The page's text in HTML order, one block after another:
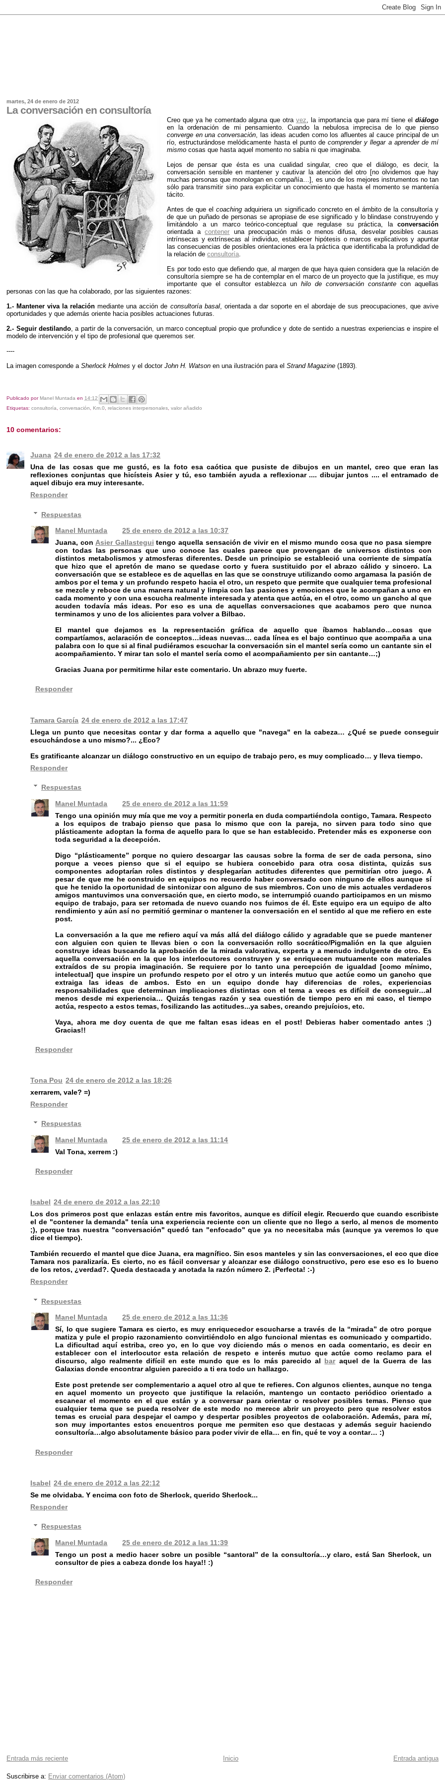
martes, 24 de enero de 2012
La conversación en consultoría
Creo que ya he comentado alguna que otravez, la importancia que para mí tiene el diálogo
en la ordenación de mi pensamiento. Cuando la nebulosa imprecisa de lo que pienso
converge en una conversación, las ideas acuden como los afluentes al cauce principal de un
río, estructurándose melódicamente hasta el punto decomprender y llegar a aprender de mí
mismo cosas que hasta aquel momento no sabía ni que imaginaba.
Lejos de pensar que ésta es una cualidad singular, creo que el diálogo, es decir, la
conversación sensible en mantener y cautivar la atención del otro [no olvidemos que hay
muchas personas que monologan en compañía…], es uno de los mejores instrumentos no tan
sólo para transmitir sino para explicitar un conocimiento que hasta el momento se mantenía
tácito.
Antes de que elcoaching adquiriera un significado concreto en el ámbito de la consultoría y
de que un puñado de personas se apropiase de ese significado y lo blindase construyendo y
limitándolo a un marco teórico-conceptual que regulase su práctica, la conversación
orientada acontener una preocupación más o menos difusa, desvelar posibles causas
intrínsecas y extrínsecas al individuo, establecer hipótesis o marcos explicativos y apuntar
las consecuencias de posibles orientaciones era la práctica que identificaba la profundidad de
la relación deconsultoría.
Es por todo esto que defiendo que, al margen de que haya quien considera que la relación de
consultoría siempre se ha de contemplar en el marco de un proyecto que la justifique, es muy
importante que el consultor establezca unhilo de conversación constante con aquellas
personas con las que ha colaborado, por las siguientes razones:
1.- Mantener viva la relación mediante una acción de consultoría basal, orientada a dar soporte en el abordaje de sus preocupaciones, que avive
oportunidades y que además oriente hacia posibles actuaciones futuras.
2.- Seguir destilando, a partir de la conversación, un marco conceptual propio que profundice y dote de sentido a nuestras experiencias e inspire el
modelo de intervención y el tipo de profesional que queremos ser.
----
La imagen corresponde aSherlock Holmes y el doctorJohn H. Watson en una ilustración para elStrand Magazine(1893).
Publicado por Manel Muntada en 14:12
Etiquetas:consultoría ,conversación Km.0 ,relaciones interpersonales ,valor añadido
10 comentarios:
Juana 24 de enero de 2012 a las 17:32
Una de las cosas que me gustó, es la foto esa caótica que pusiste de dibujos en un mantel, creo que eran las
reflexiones conjuntas que hicísteis Asier y tú, eso también ayuda a reflexionar .... dibujar juntos .... el entramado de
aquel dibujo era muy interesante.
Responder
Respuestas
Manel Muntada
25 de enero de 2012 a las 10:37
Juana, con Asier Gallastegui tengo aquella sensación de vivir en el mismo mundo cosa que no pasa siempre
con todas las personas que uno conoce las cuales parece que provengan de universos distintos con
distintos metabolismos y atmosferas diferentes. Desde un principio se estableció una corriente de simpatía
que hizo que el apretón de mano se quedase corto y fuera sustituido por el abrazo cálido y sincero. La
conversación que se establece es de aquellas en las que se construye utilizando como argamasa la pasión de
ambos por el tema y un profundo respeto hacia el otro, un respeto que permite que cualquier tema profesional
se mezcle y reboce de una manera natural y limpia con las pasiones y emociones que le acompañan a uno en
cada momento y con una escucha realmente interesada y atenta que actúa, en el otro, como un gancho al que
acuden todavía más ideas. Por eso es una de aquellas conversaciones que acabamos pero que nunca
terminamos y uno de los alicientes para volver a Bilbao.
El mantel que dejamos es la representación gráfica de aquello que íbamos hablando…cosas que
compartíamos, aclaración de conceptos…ideas nuevas… cada línea es el bajo continuo que acompaña a una
palabra con lo que si al final pudiéramos escuchar la conversación sin el mantel sería como un cantante sin el
acompañamiento. Y mirar tan solo el mantel sería como el acompañamiento per sin cantante…;)
Gracias Juana por permitirme hilar este comentario. Un abrazo muy fuerte.
Responder
Tamara García 24 de enero de 2012 a las 17:47
Llega un punto que necesitas contar y dar forma a aquello que "navega" en la cabeza… ¿Qué se puede conseguir
escuchándose a uno mismo?... ¿Eco?
Es gratificante alcanzar un diálogo constructivo en un equipo de trabajo pero, es muy complicado… y lleva tiempo.
Responder
Respuestas
Manel Muntada
25 de enero de 2012 a las 11:59
Tengo una opinión muy mía que me voy a permitir ponerla en duda compartiéndola contigo, Tamara. Respecto
a los equipos de trabajo pienso que pasa lo mismo que con la pareja, no sirven para todo sino que
plásticamente adoptan la forma de aquello para lo que se han establecido. Pretender más es exponerse con
toda seguridad a la decepción.
Digo “plásticamente” porque no quiero descargar las causas sobre la forma de ser de cada persona, sino
porque a veces pienso que si el equipo se hubiera concebido para otra cosa distinta, quizás sus
componentes adoptarían roles distintos y desplegarían actitudes diferentes que permitirían otro juego. A
pesar de que me he construido en equipos no recuerdo haber conversado con ninguno de ellos aunque sí
que he tenido la oportunidad de sintonizar con alguno de sus miembros. Con uno de mis actuales verdaderos
amigos mantuvimos una conversación que, en cierto modo, se interrumpió cuando participamos en un mismo
equipo de trabajo, para ser retomada de nuevo cuando nos fuimos de él. Este equipo era un equipo de alto
rendimiento y aún así no permitió germinar o mantener la conversación en el sentido al que me refiero en este
post.
La conversación a la que me refiero aquí va más allá del diálogo cálido y agradable que se puede mantener
con alguien con quien te llevas bien o con la conversación rollo socrático/Pigmalión en la que alguien
construye ideas buscando la aprobación de la mirada valorativa, experta y a menudo indulgente de otro. Es
aquella conversación en la que los interlocutores construyen y se enriquecen mutuamente con materiales
extraídos de su propia imaginación. Se requiere por lo tanto una percepción de igualdad [como mínimo,
intelectual] que inspire un profundo respeto por el otro y un interés mutuo que actúe como un gancho que
extraiga las ideas de ambos. Esto en un equipo donde hay diferencias de roles, experiencias
responsabilidades que determinan implicaciones distintas con el tema a veces es difícil de conseguir…al
menos desde mi experiencia… Quizás tengas razón y sea cuestión de tiempo pero en mi caso, el tiempo
actúa, respecto a estos temas, fosilizando las actitudes...ya sabes, creando prejuícios, etc.
Vaya, ahora me doy cuenta de que me faltan esas ideas en el post! Debieras haber comentado antes ;)
Gracias!!
Responder
Tona Pou 24 de enero de 2012 a las 18:26
xerrarem, vale? =)
Responder
Respuestas
Manel Muntada
25 de enero de 2012 a las 11:14
Val Tona, xerrem :)
Responder
Isabel 24 de enero de 2012 a las 22:10
Los dos primeros post que enlazas están entre mis favoritos, aunque es difícil elegir. Recuerdo que cuando escribiste
el de "contener la demanda" tenía una experiencia reciente con un cliente que no llego a serlo, al menos de momento
;), porque tras nuestra "conversación" quedó tan "enfocado" que ya no necesitaba más (aunque ya veremos lo que
dice el tiempo).
También recuerdo el mantel que dice Juana, era magnífico. Sin esos manteles y sin las conversaciones, el eco que dice
Tamara nos paralizaría. Es cierto, no es fácil conversar y alcanzar ese diálogo constructivo, pero ese eso es lo bueno
de los retos, ¿verdad?. Queda destacada y anotada la razón número 2. ¡Perfecta! :-)
Responder
Respuestas
Manel Muntada
25 de enero de 2012 a las 11:36
Sí, lo que sugiere Tamara es cierto, es muy enriquecedor escucharse a través de la “mirada” de otro porque
matiza y pule el propio razonamiento convirtiéndolo en algo funcional mientas es comunicado y compartido.
La dificultad aquí estriba, creo yo, en lo que voy diciendo más o menos en cada comentario, es decir en
establecer con el interlocutor esta relación de respeto e interés mutuo que actúe como reclamo para el
discurso, algo realmente difícil en este mundo que es lo más parecido al baraquel de la Guerra de las
Galaxias donde encontrar alguien parecido a ti era todo un hallazgo.
Este post pretende ser complementario a aquel otro al que te refieres. Con algunos clientes, aunque no tenga
en aquel momento un proyecto que justifique la relación, mantengo un contacto periódico orientado a
escanear el momento en el que están y a conversar para orientar o resolver posibles temas. Pienso que
cualquier tema que se pueda resolver de este modo no merece abrir un proyecto pero que resolver estos
temas es crucial para despejar el campo y despertar posibles proyectos de colaboración. Además, para mí,
son muy importantes estos encuentros porque me permiten eso que destacas y además seguir haciendo
consultoría…algo absolutamente básico para poder vivir de ella… en fin, qué te voy a contar… :)
Responder
Isabel 24 de enero de 2012 a las 22:12
Se me olvidaba. Y encima con foto de Sherlock, querido Sherlock...
Responder
Respuestas
Manel Muntada
25 de enero de 2012 a las 11:39
Tengo un post a medio hacer sobre un posible “santoral” de la consultoría…y claro, está San Sherlock, un
consultor de pies a cabeza donde los haya!! :)
Responder
Entrada más reciente Entrada antigua
Inicio
Suscribirse a: Enviar comentarios (Atom)